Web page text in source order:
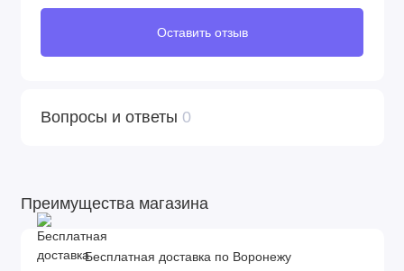
Оставить отзыв
Вопросы и ответы 0
Преимущества магазина
Бесплатная доставка по Воронежу